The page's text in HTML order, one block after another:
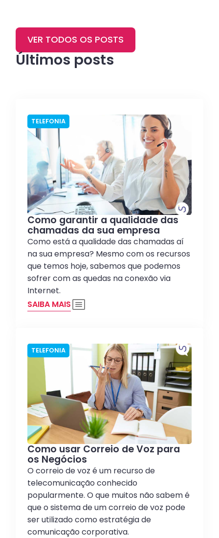
Últimos posts
VER TODOS OS POSTS
TELEFONIA
Como garantir a qualidade das
chamadas da sua empresa
Como está a qualidade das chamadas aí
na sua empresa? Mesmo com os recursos
que temos hoje, sabemos que podemos
sofrer com as quedas na conexão via
Internet.
SAIBA MAIS
TELEFONIA
Como usar Correio de Voz para
os Negócios
O correio de voz é um recurso de
telecomunicação conhecido
popularmente. O que muitos não sabem é
que o sistema de um correio de voz pode
ser utilizado como estratégia de
comunicação corporativa.